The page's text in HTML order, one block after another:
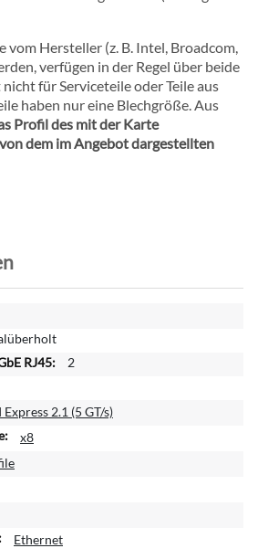
vom Hersteller (z. B. Intel, Broadcom,
verfügen in der Regel über beide
für Serviceteile oder Teile aus
haben nur eine Blechgröße. Aus
Profil des mit der Karte
dem im Angebot dargestellten
2
Express 2.1 (5 GT/s)
x8
Ethernet